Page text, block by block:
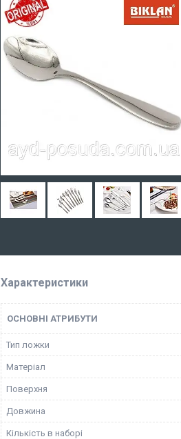
Характеристики
ОСНОВНІ АТРИБУТИ
Тип ложки
Матеріал
Поверхня
Довжина
Кількість в наборі